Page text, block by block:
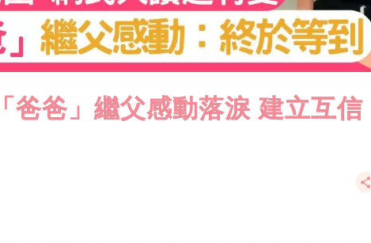
爸爸」繼父感動落淚 建立互信